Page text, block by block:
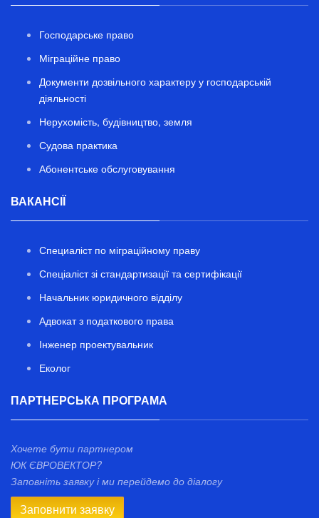
Господарське право
Міграційне право
Документи дозвільного характеру у господарській
діяльності
Нерухомість, будівництво, земля
Судова практика
Абонентське обслуговування
ВАКАНСІЇ
Специаліст по міграційному праву
Спеціаліст зі стандартизації та сертифікації
Начальник юридичного відділу
Адвокат з податкового права
Інженер проектувальник
Еколог
ПАРТНЕРСЬКА ПРОГРАМА
Хочете бути партнером
ЮК ЄВРОВЕКТОР?
Заповніть заявку і ми перейдемо до діалогу
Заповнити заявку